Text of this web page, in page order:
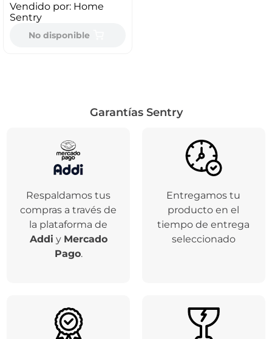
Vendido por: Home
Sentry
No disponible
Garantías Sentry
Respaldamos tus
compras a través de
la plataforma de
Addi y Mercado
Pago.
Entregamos tu
producto en el
tiempo de entrega
seleccionado